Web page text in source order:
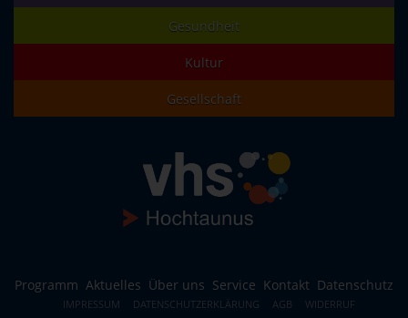
Gesundheit
Kultur
Gesellschaft
Programm Aktuelles Über uns Service Kontakt Datenschutz
IMPRESSUM DATENSCHUTZERKLÄRUNG AGB WIDERRUF